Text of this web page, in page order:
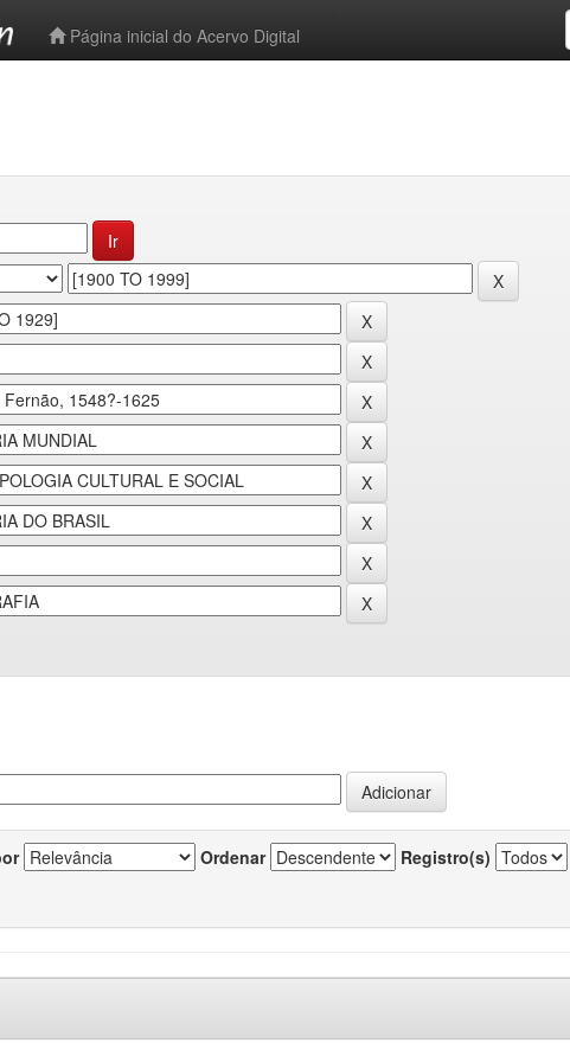
Página inicial do Acervo Digital
Ordenar Registro(s)